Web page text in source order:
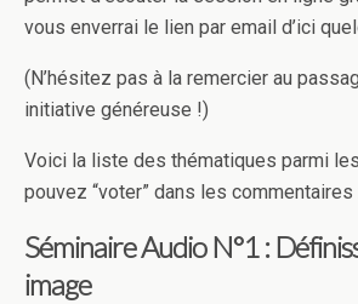
vous enverrai le lien par email d’ici
(N’hésitez pas à la remercier au
initiative généreuse !)
Voici la liste des thématiques parmi
pouvez “voter” dans les commentaires
Séminaire Audio N°1 :
image